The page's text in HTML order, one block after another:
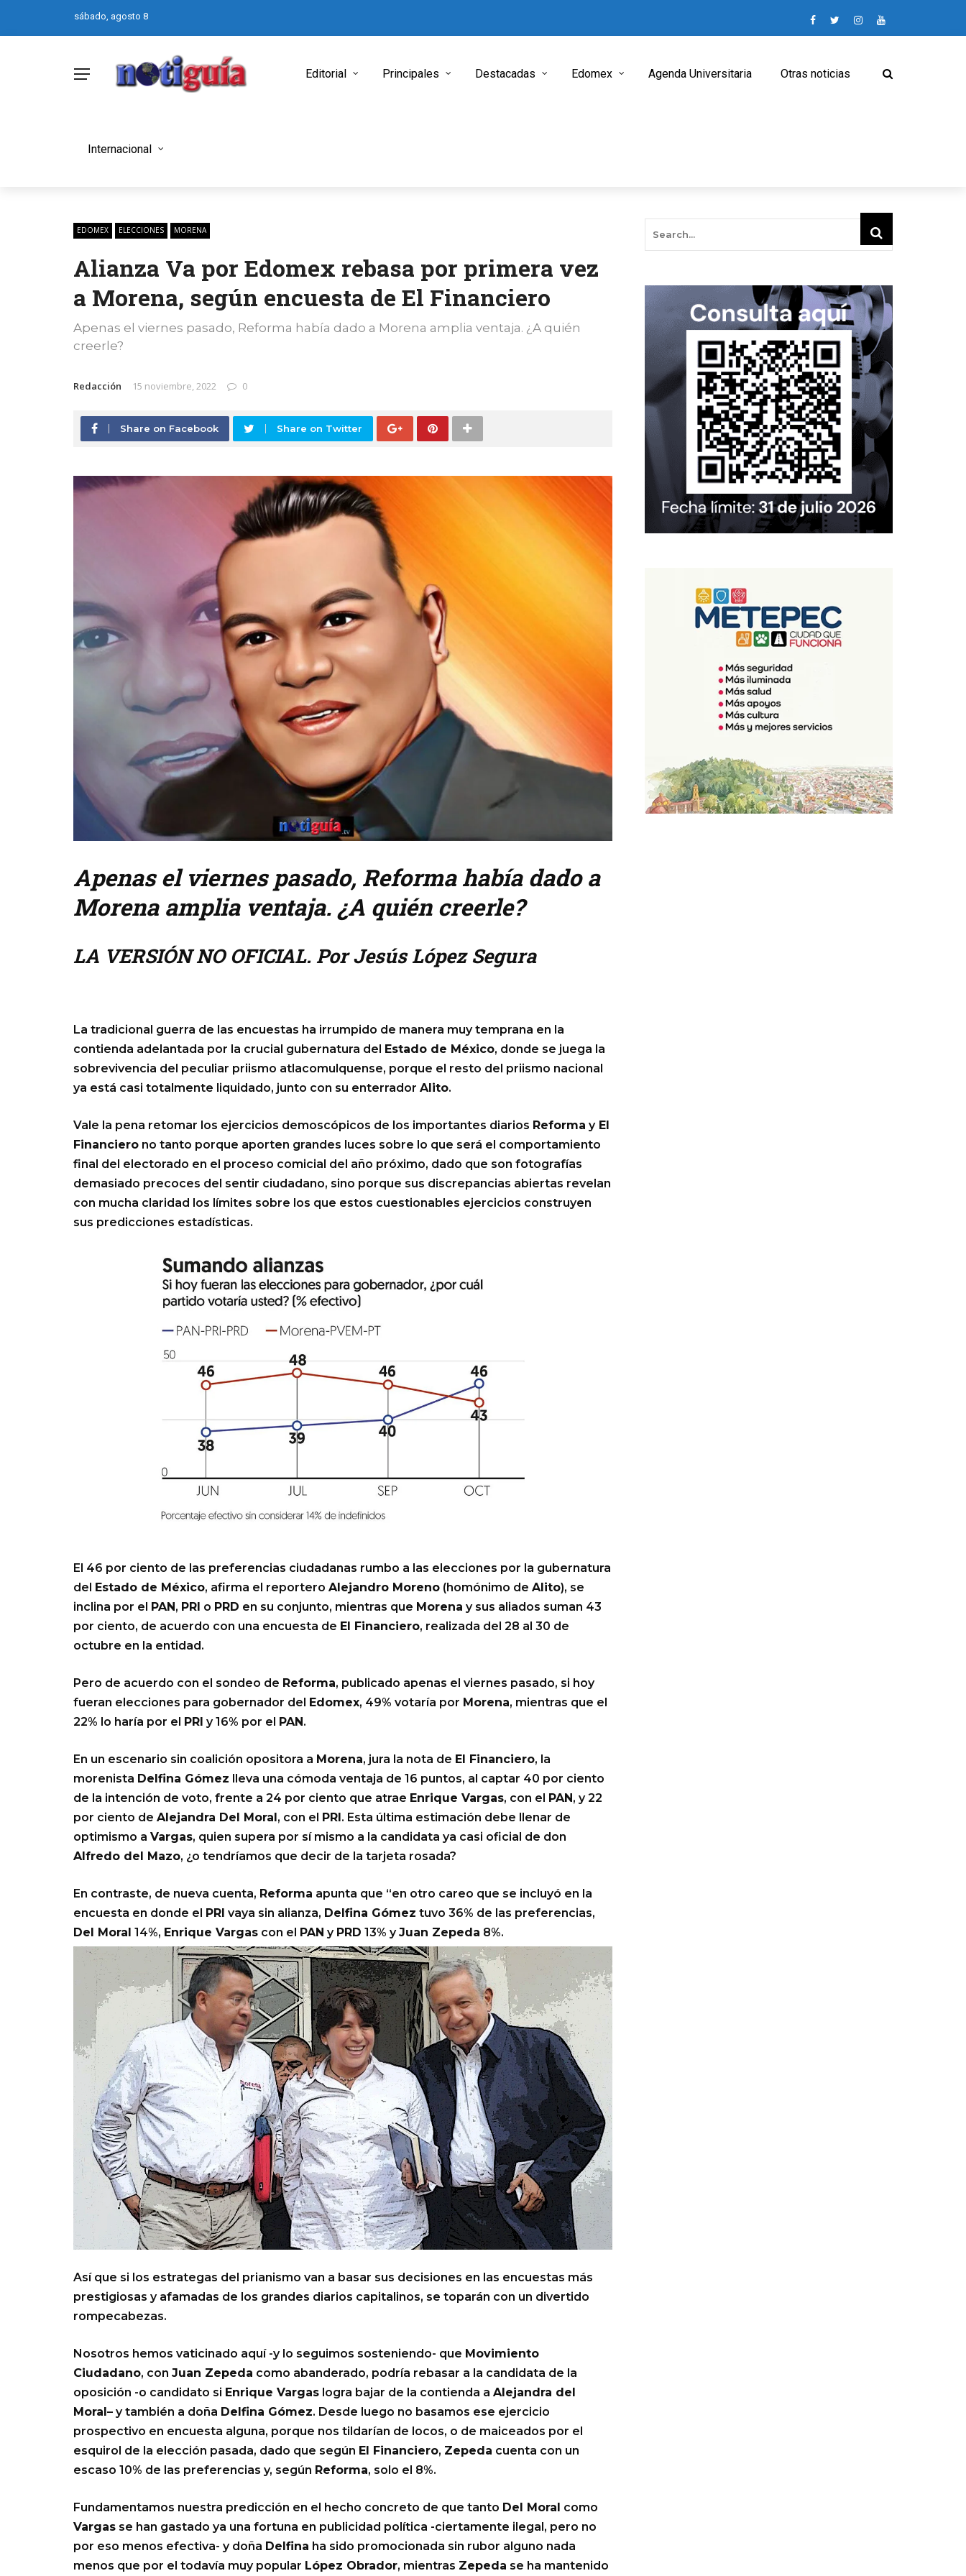
sábado, agosto 8
Editorial Principales Destacadas Edomex Agenda Universitaria Otras noticias
Internacional
EDOMEX ELECCIONES MORENA
Alianza Va por Edomex rebasa por primera vez
a Morena, según encuesta de El Financiero
Apenas el viernes pasado, Reforma había dado a Morena amplia ventaja. ¿A quién
creerle?
Redacción 15 noviembre, 2022 0
Share on Facebook Share on Twitter
Apenas el viernes pasado, Reforma había dado a
Morena amplia ventaja. ¿A quién creerle?
LA VERSIÓN NO OFICIAL. Por Jesús López Segura
La tradicional guerra de las encuestas ha irrumpido de manera muy temprana en la
contienda adelantada por la crucial gubernatura del Estado de México, donde se juega la
sobrevivencia del peculiar priismo atlacomulquense, porque el resto del priismo nacional
ya está casi totalmente liquidado, junto con su enterrador Alito.
Vale la pena retomar los ejercicios demoscópicos de los importantes diarios Reforma yEl
Financiero no tanto porque aporten grandes luces sobre lo que será el comportamiento
final del electorado en el proceso comicial del año próximo, dado que son fotografías
demasiado precoces del sentir ciudadano, sino porque sus discrepancias abiertas revelan
con mucha claridad los límites sobre los que estos cuestionables ejercicios construyen
sus predicciones estadísticas.
El 46 por ciento de las preferencias ciudadanas rumbo a las elecciones por la gubernatura
del Estado de México, afirma el reportero Alejandro Moreno (homónimo de Alito), se
inclina por el PAN, PRI o PRD en su conjunto, mientras que Morena y sus aliados suman 43
por ciento, de acuerdo con una encuesta de El Financiero, realizada del 28 al 30 de
octubre en la entidad.
Pero de acuerdo con el sondeo de Reforma, publicado apenas el viernes pasado, si hoy
fueran elecciones para gobernador del Edomex, 49% votaría por Morena, mientras que el
22% lo haría por el PRI y 16% por el PAN.
En un escenario sin coalición opositora a Morena, jura la nota de El Financiero, la
morenista Delfina Gómez lleva una cómoda ventaja de 16 puntos, al captar 40 por ciento
de la intención de voto, frente a 24 por ciento que atrae Enrique Vargas, con el PAN, y 22
por ciento de Alejandra Del Moral, con el PRI. Esta última estimación debe llenar de
optimismo a Vargas, quien supera por sí mismo a la candidata ya casi oficial de don
Alfredo del Mazo, ¿o tendríamos que decir de la tarjeta rosada?
En contraste, de nueva cuenta, Reforma apunta que “en otro careo que se incluyó en la
encuesta en donde el PRI vaya sin alianza, Delfina Gómez tuvo 36% de las preferencias,
Del Moral 14%, Enrique Vargas con el PAN y PRD 13% yJuan Zepeda 8%.
Así que si los estrategas del prianismo van a basar sus decisiones en las encuestas más
prestigiosas y afamadas de los grandes diarios capitalinos, se toparán con un divertido
rompecabezas.
Nosotros hemos vaticinado aquí -y lo seguimos sosteniendo- que Movimiento
Ciudadano, con Juan Zepeda como abanderado, podría rebasar a la candidata de la
oposición -o candidato si Enrique Vargas logra bajar de la contienda a Alejandra del
Moral– y también a doña Delfina Gómez. Desde luego no basamos ese ejercicio
prospectivo en encuesta alguna, porque nos tildarían de locos, o de maiceados por el
esquirol de la elección pasada, dado que según El Financiero, Zepeda cuenta con un
escaso 10% de las preferencias y, según Reforma, solo el 8%.
Fundamentamos nuestra predicción en el hecho concreto de que tanto Del Moral como
Vargas se han gastado ya una fortuna en publicidad política -ciertamente ilegal, pero no
por eso menos efectiva- y doña Delfina ha sido promocionada sin rubor alguno nada
menos que por el todavía muy popular López Obrador, mientras Zepeda se ha mantenido